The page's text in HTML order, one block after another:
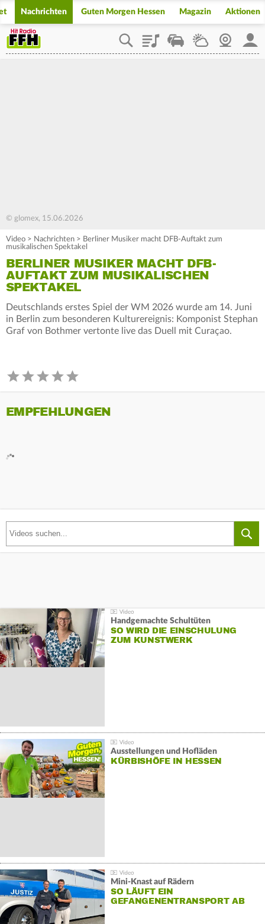
Nachrichten Guten Morgen Hessen Magazin Aktionen
PlaylistStaupilotWetterWebcam
© glomex, 15.06.2026
Video > Nachrichten > Berliner Musiker macht DFB-Auftakt zum
musikalischen Spektakel
BERLINER MUSIKER MACHT DFB-
AUFTAKT ZUM MUSIKALISCHEN
SPEKTAKEL
Deutschlands erstes Spiel der WM 2026 wurde am 14. Juni
in Berlin zum besonderen Kulturereignis: Komponist Stephan
Graf von Bothmer vertonte live das Duell mit Curaçao.
EMPFEHLUNGEN
Handgemachte Schultüten
SO WIRD DIE EINSCHULUNG
ZUM KUNSTWERK
Ausstellungen und Hofläden
KÜRBISHÖFE IN HESSEN
Mini-Knast auf Rädern
SO LÄUFT EIN
GEFANGENENTRANSPORT AB